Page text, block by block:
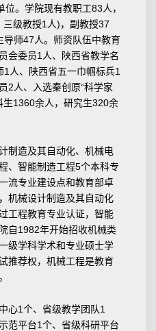
位。学院现有教职工83人，
级教授1人)，副教授37
导师47人。师资队伍中教育
会委员1人、陕西省教学名
1人、陕西省五一巾帼标兵1
2人、入选秦创原“科学家
生1360余人，研究生320余
制造及其自动化、机械电
、智能制造工程5个本科专
流专业建设点和教育部卓
机械设计制造及其自动化
工程教育专业认证，智能
自1982年开始招收机械类
级学科学术和专业硕士学
推荐权，机械工程是教育
心1个、省级教学团队1
范平台1个、省级科研平台